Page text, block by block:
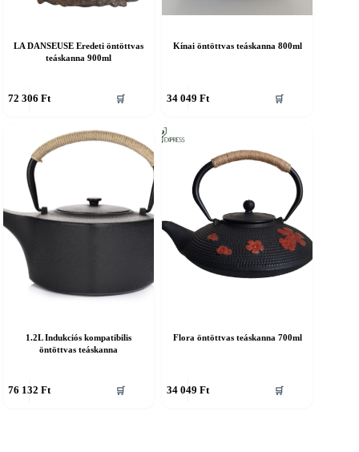
LA DANSEUSE Eredeti öntöttvas
teáskanna 900ml
72 306 Ft 🛒
Kínai öntöttvas teáskanna 800ml
34 049 Ft 🛒
1.2L Indukciós kompatibilis
öntöttvas teáskanna
76 132 Ft 🛒
Flora öntöttvas teáskanna 700ml
34 049 Ft 🛒